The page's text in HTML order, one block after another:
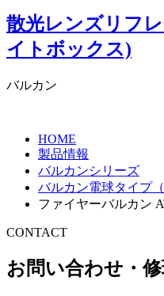
散光レンズリフ
イトボックス)
バルカン
HOME
製品情報
バルカンシリーズ
バルカン電球タイプ（
ファイヤーバルカン
CONTACT
お問い合わせ・